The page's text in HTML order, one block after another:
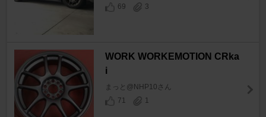
69 3
WORK WORKEMOTION CRka
i
まっと@NHP10さん
71
1